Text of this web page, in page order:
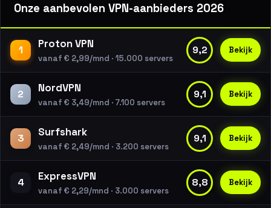
Onze aanbevolen VPN-aanbieders 2026
1 Proton VPN
vanaf € 2,99/mnd · 15.000 servers
9,2 Bekijk
2 NordVPN
vanaf € 3,49/mnd · 7.100 servers
9,1 Bekijk
3 Surfshark
vanaf € 2,49/mnd · 3.200 servers
9,1 Bekijk
4 ExpressVPN
vanaf € 2,29/mnd · 3.000 servers
8,8 Bekijk